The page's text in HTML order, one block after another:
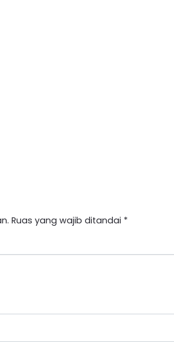
Ruas yang wajib ditandai *